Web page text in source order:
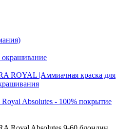
окрашивание
ROYAL |Аммиачная краска для
Absolutes - 100% покрытие